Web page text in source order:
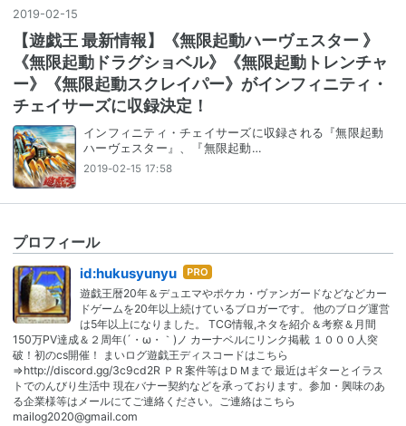
2019-02-15
【遊戯王 最新情報】《無限起動ハーヴェスター 》
《無限起動ドラグショベル》《無限起動トレンチャ
ー》《無限起動スクレイパー》がインフィニティ・
チェイサーズに収録決定！
インフィニティ・チェイサーズに収録される『無限起動
ハーヴェスター』、『無限起動…
2019-02-15 17:58
プロフィール
id:hukusyunyu はて
なブ
ログ
Pro
遊戯王暦20年＆デュエマやポケカ・ヴァンガードなどなどカー
ドゲームを20年以上続けているブロガーです。 他のブログ運営
は5年以上になりました。 TCG情報,ネタを紹介＆考察＆月間
150万PV達成＆２周年(´・ω・｀)ノ カーナベルにリンク掲載 １０００人突
破！初のcs開催！ まいログ遊戯王ディスコードはこちら
⇒http://discord.gg/3c9cd2R ＰＲ案件等はＤＭまで 最近はギターとイラス
トでのんびり生活中 現在バナー契約などを承っております。参加・興味のあ
る企業様等はメールにてご連絡ください。ご連絡はこちら
mailog2020@gmail.com